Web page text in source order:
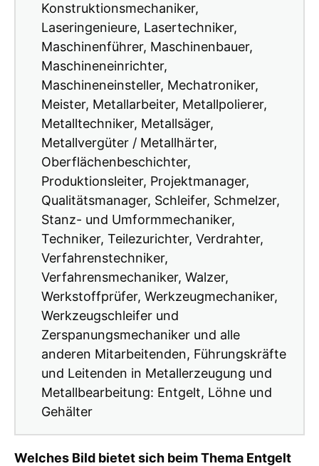
Konstruktionsmechaniker,
Laseringenieure, Lasertechniker,
Maschinenführer, Maschinenbauer,
Maschineneinrichter,
Maschineneinsteller, Mechatroniker,
Meister, Metallarbeiter, Metallpolierer,
Metalltechniker, Metallsäger,
Metallvergüter / Metallhärter,
Oberflächenbeschichter,
Produktionsleiter, Projektmanager,
Qualitätsmanager, Schleifer, Schmelzer,
Stanz- und Umformmechaniker,
Techniker, Teilezurichter, Verdrahter,
Verfahrenstechniker,
Verfahrensmechaniker, Walzer,
Werkstoffprüfer, Werkzeugmechaniker,
Werkzeugschleifer und
Zerspanungsmechaniker und alle
anderen Mitarbeitenden, Führungskräfte
und Leitenden in Metallerzeugung und
Metallbearbeitung: Entgelt, Löhne und
Gehälter
Welches Bild bietet sich beim Thema Entgelt